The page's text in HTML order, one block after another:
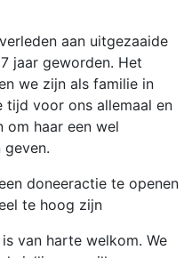
aan uitgezaaide
jaar geworden. Het
we zijn als familie in
tijd voor ons allemaal en
om haar een wel
doneeractie te openen
te hoog zijn
van harte welkom. We